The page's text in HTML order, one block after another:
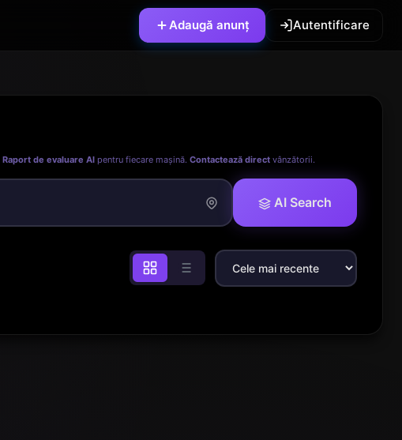
Adaugă anunț Autentificare
Raport de evaluare AI pentru fiecare mașină. Contactează direct vânzătorii.
AI Search